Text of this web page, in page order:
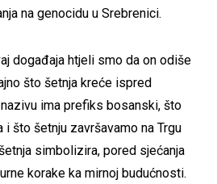
na genocidu u Srebrenici.
događaja htjeli smo da on odiše
što šetnja kreće ispred
ima prefiks bosanski, što
i što šetnju završavamo na Trgu
simbolizira, pored sjećanja
korake ka mirnoj budućnosti.